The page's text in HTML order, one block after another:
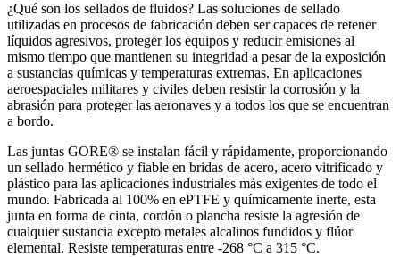
¿Qué son los sellados de fluidos? Las soluciones de sellado
utilizadas en procesos de fabricación deben ser capaces de retener
líquidos agresivos, proteger los equipos y reducir emisiones al
mismo tiempo que mantienen su integridad a pesar de la exposición
a sustancias químicas y temperaturas extremas. En aplicaciones
aeroespaciales militares y civiles deben resistir la corrosión y la
abrasión para proteger las aeronaves y a todos los que se encuentran
a bordo.
Las juntas GORE® se instalan fácil y rápidamente, proporcionando
un sellado hermético y fiable en bridas de acero, acero vitrificado y
plástico para las aplicaciones industriales más exigentes de todo el
mundo. Fabricada al 100% en ePTFE y químicamente inerte, esta
junta en forma de cinta, cordón o plancha resiste la agresión de
cualquier sustancia excepto metales alcalinos fundidos y flúor
elemental. Resiste temperaturas entre -268 °C a 315 °C.